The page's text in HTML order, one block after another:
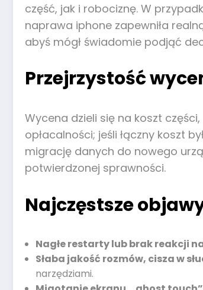
część, jak i robociznę. W
naprawa iphone zapewniła
abyś mógł świadomie podjąć
Przejrzystość
Wycena dzieli się na koszt
opłacalności; jeśli łączny koszt
migrację danych do nowego
potwierdzonej sprawności.
Najczęstsze
Nagłe restarty lub brak reakcji
Słaba jakość rozmów, cisza w
narzędziami.